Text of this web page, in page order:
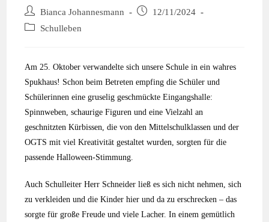
Bianca Johannesmann
12/11/2024
Schulleben
Am 25. Oktober verwandelte sich unsere Schule in ein wahres
Spukhaus! Schon beim Betreten empfing die Schüler und
Schülerinnen eine gruselig geschmückte Eingangshalle:
Spinnweben, schaurige Figuren und eine Vielzahl an
geschnitzten Kürbissen, die von den Mittelschulklassen und der
OGTS mit viel Kreativität gestaltet wurden, sorgten für die
passende Halloween-Stimmung.
Auch Schulleiter Herr Schneider ließ es sich nicht nehmen, sich
zu verkleiden und die Kinder hier und da zu erschrecken – das
sorgte für große Freude und viele Lacher. In einem gemütlich